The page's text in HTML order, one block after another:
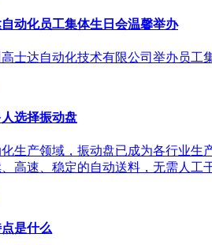
动化员工集体生日会温馨举办
士达自动化技术有限公司举办员工
选择振动盘
生产领域，振动盘已成为各行业生
高速、稳定的自动送料，无需人工
是什么